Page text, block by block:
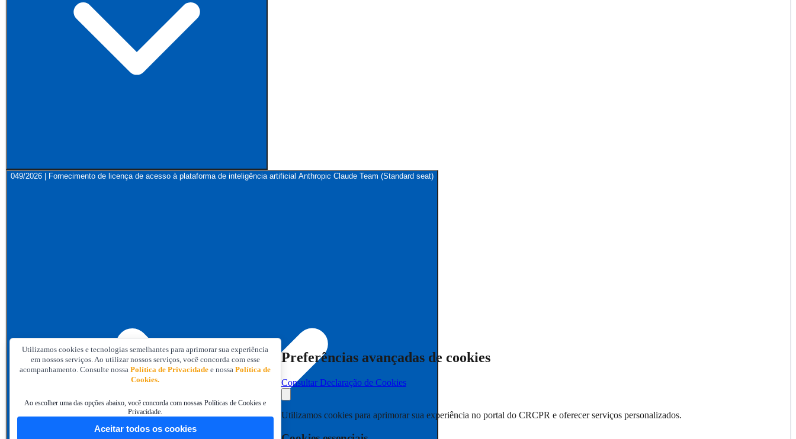
049/2026 | Fornecimento de licença de acesso à plataforma de inteligência artificial Anthropic Claude Team (Standard seat)
Utilizamos cookies e tecnologias semelhantes para aprimorar sua experiência
em nossos serviços. Ao utilizar nossos serviços, você concorda com esse
acompanhamento. Consulte nossaPolítica de Privacidade e nossaPolítica de
Cookies.
Ao escolher uma das opções abaixo, você concorda com nossas Políticas de Cookies e
Privacidade.
Aceitar todos os cookies
Preferências avançadas de cookies
Consultar Declaração de Cookies
Utilizamos cookies para aprimorar sua experiência no portal do CRCPR e oferecer serviços personalizados.